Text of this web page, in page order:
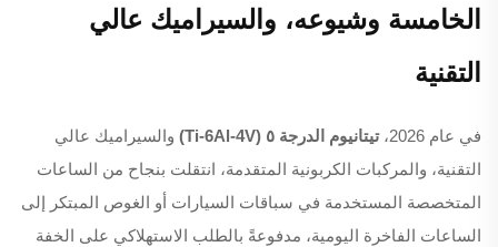
الخامسة وشيوعه، والسيراميك عالي
التقنية
في عام 2026، تيتانيوم الدرجة ٥ (Ti-6Al-4V)
والسيراميك عالي
التقنية، والمركبات الكربونية المتقدمة، انتقلت بنجاح من الساعات
المتخصصة المستخدمة في سباقات السيارات أو الغوص المبتكر إلى
الساعات الفاخرة اليومية، مدفوعةً بالطلب الاستهلاكي على الخفة